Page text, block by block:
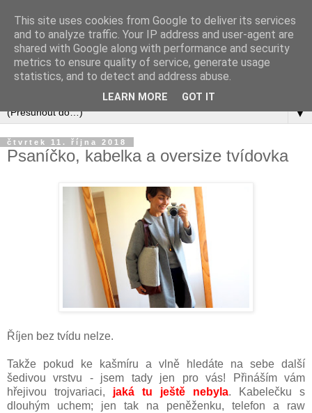
▼
čtvrtek 11. října 2018
Psaníčko, kabelka a oversize tvídovka
Říjen bez tvídu nelze.
Takže pokud ke kašmíru a vlně hledáte na sebe další
šedivou vrstvu - jsem tady jen pro vás! Přináším vám
hřejivou trojvariaci,
jaká tu ještě nebyla. Kabelečku s
dlouhým uchem; jen tak na peněženku, telefon a raw
This site uses cookies from Google to deliver its services
and to analyze traffic. Your IP address and user-agent are
shared with Google along with performance and security
metrics to ensure quality of service, generate usage
statistics, and to detect and address abuse.
LEARN MORE GOT IT